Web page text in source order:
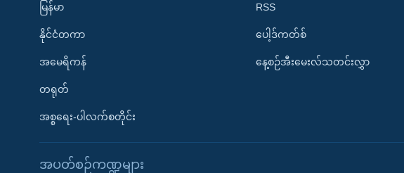
မြန်မာ
နိုင်ငံတကာ
အမေရိကန်
တရုတ်
အစ္စရေး-ပါလက်စတိုင်း
RSS
ပေါ့ဒ်ကတ်စ်
နေ့စဉ်အီးမေးလ်သတင်းလွှာ
အပတ်စဉ်ကဏ္ဍများ